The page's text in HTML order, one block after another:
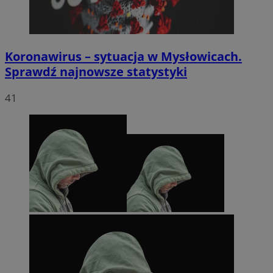
Koronawirus – sytuacja w Mysłowicach.
Sprawdź najnowsze statystyki
41
li_gc
.linkedin.com
suid
Simplifi Holdings
Inc.
.simpli.fi